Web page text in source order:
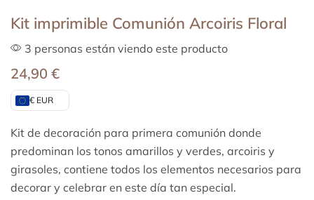
Kit imprimible Comunión Arcoiris Floral
3 personas están viendo este producto
24,90 €
€ EUR
Kit de decoración para primera comunión donde
predominan los tonos amarillos y verdes, arcoiris y
girasoles, contiene todos los elementos necesarios para
decorar y celebrar en este día tan especial.